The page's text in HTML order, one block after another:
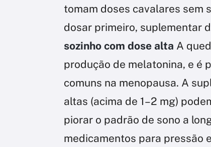
tomam doses cavalares sem
dosar primeiro, suplementar
sozinho com dose alta A
produção de melatonina, e é
comuns na menopausa. A
altas (acima de 1–2 mg)
piorar o padrão de sono a
medicamentos para pressão